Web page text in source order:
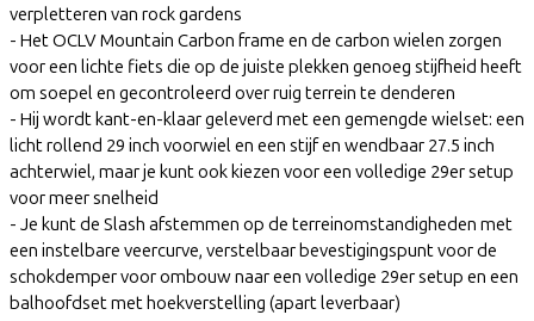
verpletteren van rock gardens
- Het OCLV Mountain Carbon frame en de carbon wielen zorgen
voor een lichte fiets die op de juiste plekken genoeg stijfheid heeft
om soepel en gecontroleerd over ruig terrein te denderen
- Hij wordt kant-en-klaar geleverd met een gemengde wielset: een
licht rollend 29 inch voorwiel en een stijf en wendbaar 27.5 inch
achterwiel, maar je kunt ook kiezen voor een volledige 29er setup
voor meer snelheid
- Je kunt de Slash afstemmen op de terreinomstandigheden met
een instelbare veercurve, verstelbaar bevestigingspunt voor de
schokdemper voor ombouw naar een volledige 29er setup en een
balhoofdset met hoekverstelling (apart leverbaar)